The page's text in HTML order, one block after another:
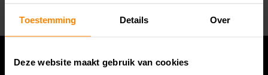
Toestemming Details Over
Deze website maakt gebruik van cookies